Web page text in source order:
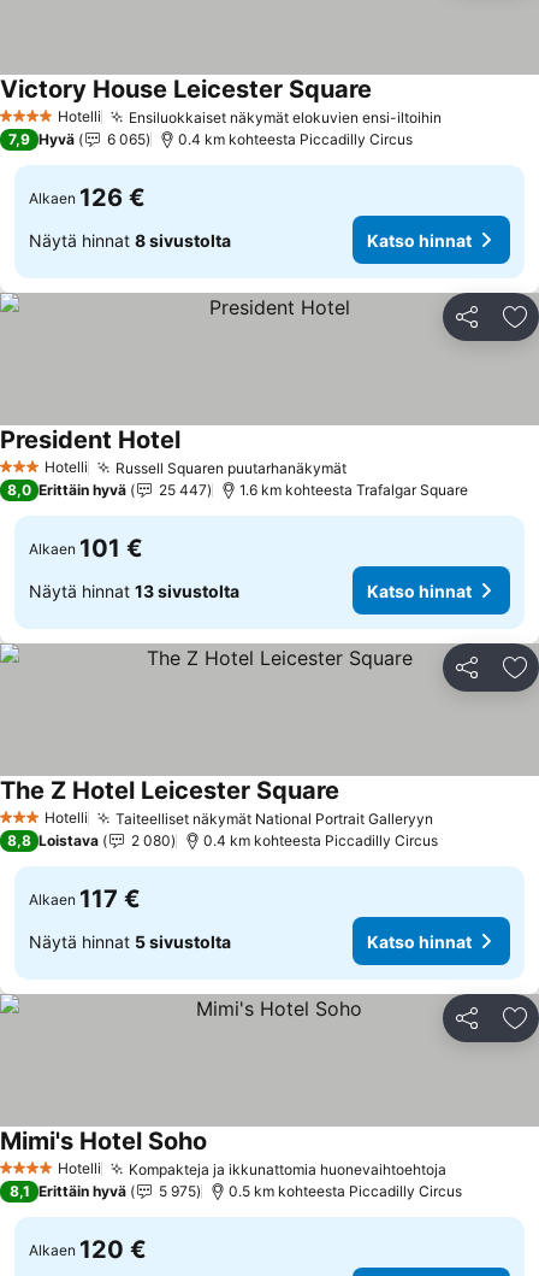
4 Tähtiluokitus
Hotelli Ensiluokkaiset näkymät elokuvien ensi-iltoihin
Victory House Leicester Square
7,9 Hyvä 6 065 0.4 km kohteesta Piccadilly Circus
Alkaen 126 €
Näytä hinnat 8 sivustolta Katso hinnat
Jaa
3 Tähtiluokitus
Hotelli Russell Squaren puutarhanäkymätKatso hinnat
President HotelKatso hinnat
8,0 Erittäin hyvä 25 447 1.6 km kohteesta Trafalgar Square
Alkaen 101 €
Näytä hinnat 13 sivustolta Katso hinnat
Jaa
3 Tähtiluokitus
Hotelli Taiteelliset näkymät National Portrait Galleryyn
The Z Hotel Leicester Square
8,8 Loistava 2 080 0.4 km kohteesta Piccadilly Circus
Alkaen 117 €
Näytä hinnat 5 sivustolta Katso hinnat
Jaa
4 Tähtiluokitus
Hotelli Kompakteja ja ikkunattomia huonevaihtoehtoja
Mimi's Hotel Soho
8,1 Erittäin hyvä 5 975 0.5 km kohteesta Piccadilly Circus
Alkaen 120 €